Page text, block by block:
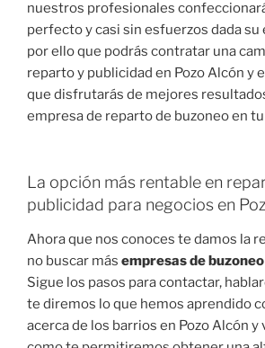
nuestros profesionales
perfecto y casi sin esfuerzos dada su
por ello que podrás contratar una
reparto y publicidad en Pozo Alcón y
que disfrutarás de mejores
empresa de reparto de buzoneo en
La opción más rentable en
publicidad para negocios en
Ahora que nos conoces te damos la
no buscar más empresas de
Sigue los pasos para contactar,
te diremos lo que hemos aprendido
acerca de los barrios en Pozo Alcón y